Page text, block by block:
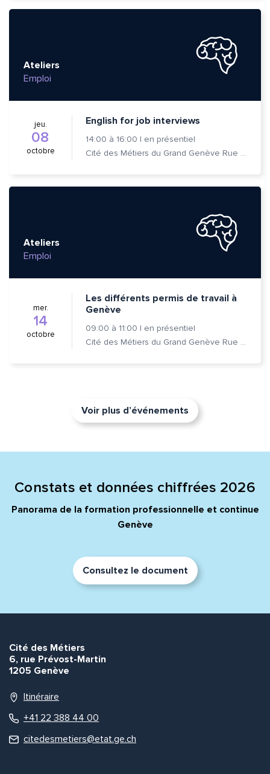
Ateliers
Emploi
jeu.
08
octobre
English for job interviews
14:00 à 16:00 | en présentiel
Cité des Métiers du Grand Genève Rue Prévost-Martin 6 1205 Genève
Ateliers
Emploi
mer.
14
octobre
Les différents permis de travail à
Genève
09:00 à 11:00 | en présentiel
Cité des Métiers du Grand Genève Rue Prévost-Martin 6 1205 Genève
Voir plus d’événements
Constats et données chiffrées 2026
Panorama de la formation professionnelle et continue
Genève
Consultez le document
Cité des Métiers
6, rue Prévost-Martin
1205 Genève
Itinéraire
+41 22 388 44 00
citedesmetiers@etat.ge.ch